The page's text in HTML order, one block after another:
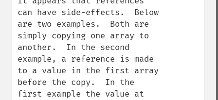
can have side-effects.  Below
are two examples.  Both are
simply copying one array to
another.  In the second
example, a reference is made
to a value in the first array
before the copy.  In the
first example the value at